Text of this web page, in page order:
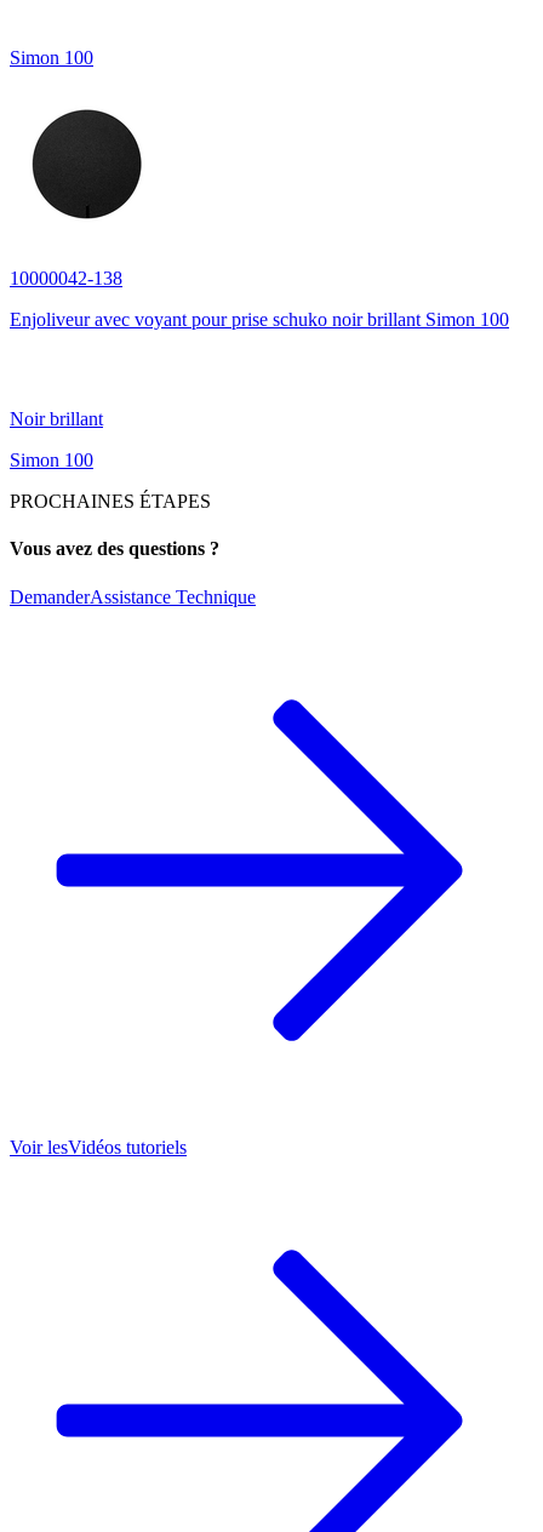
Simon 100
10000042-138
Enjoliveur avec voyant pour prise schuko noir brillant Simon 100
Noir brillant
Simon 100
PROCHAINES ÉTAPES
Vous avez des questions ?
DemanderAssistance Technique
Voir lesVidéos tutoriels